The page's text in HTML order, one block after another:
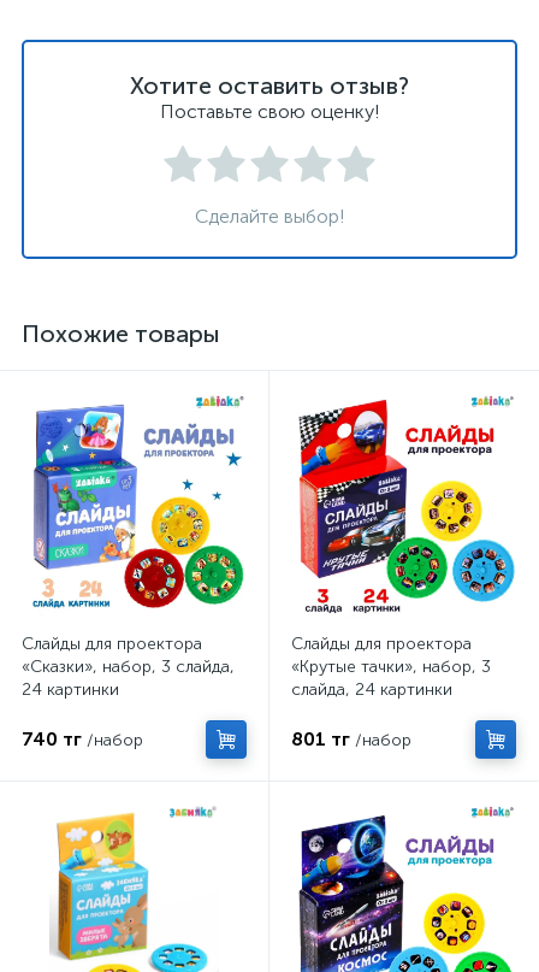
Хотите оставить отзыв?
Поставьте свою оценку!
Сделайте выбор!
Похожие товары
Слайды для проектора
«Сказки», набор, 3 слайда,
24 картинки
740 тг /набор
Слайды для проектора
«Крутые тачки», набор, 3
слайда, 24 картинки
801 тг /набор